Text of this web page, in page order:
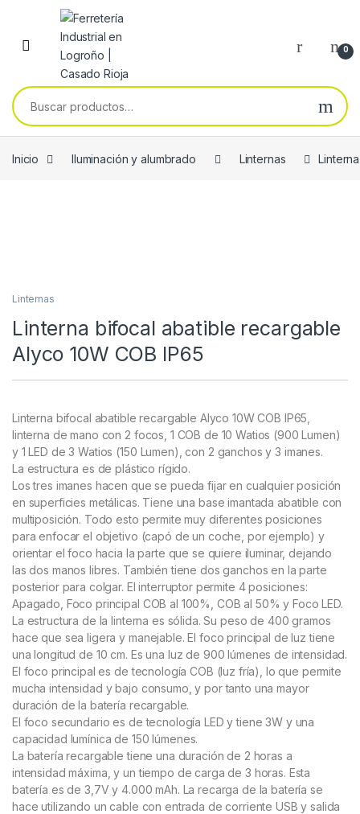
Skip to navigation
Skip to content
0
Buscar por:
Inicio Iluminación y alumbrado Linternas
Linternas
Linterna bifocal abatible recargable
Alyco 10W COB IP65
Linterna bifocal abatible recargable Alyco 10W COB IP65,
linterna de mano con 2 focos, 1 COB de 10 Watios (900 Lumen)
y 1 LED de 3 Watios (150 Lumen), con 2 ganchos y 3 imanes.
La estructura es de plástico rígido.
Los tres imanes hacen que se pueda fijar en cualquier posición
en superficies metálicas. Tiene una base imantada abatible con
multiposición. Todo esto permite muy diferentes posiciones
para enfocar el objetivo (capó de un coche, por ejemplo) y
orientar el foco hacia la parte que se quiere iluminar, dejando
las dos manos libres. También tiene dos ganchos en la parte
posterior para colgar. El interruptor permite 4 posiciones:
Apagado, Foco principal COB al 100%, COB al 50% y Foco LED.
La estructura de la linterna es sólida. Su peso de 400 gramos
hace que sea ligera y manejable. El foco principal de luz tiene
una longitud de 10 cm. Es una luz de 900 lúmenes de intensidad.
El foco principal es de tecnología COB (luz fría), lo que permite
mucha intensidad y bajo consumo, y por tanto una mayor
duración de la batería recargable.
El foco secundario es de tecnología LED y tiene 3W y una
capacidad lumínica de 150 lúmenes.
La batería recargable tiene una duración de 2 horas a
intensidad máxima, y un tiempo de carga de 3 horas. Esta
batería es de 3,7V y 4.000 mAh. La recarga de la batería se
hace utilizando un cable con entrada de corriente USB y salida